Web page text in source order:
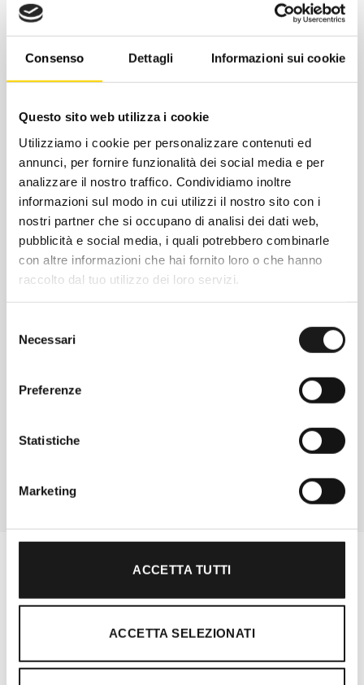
Consenso Dettagli Informazioni sui cookie
Questo sito web utilizza i cookie
Utilizziamo i cookie per personalizzare contenuti ed
annunci, per fornire funzionalità dei social media e per
analizzare il nostro traffico. Condividiamo inoltre
informazioni sul modo in cui utilizzi il nostro sito con i
nostri partner che si occupano di analisi dei dati web,
pubblicità e social media, i quali potrebbero combinarle
con altre informazioni che hai fornito loro o che hanno
raccolto dal tuo utilizzo dei loro servizi.
delNecessari
Preferenze
Statistiche
Marketing
ACCETTA TUTTI
ACCETTA SELEZIONATI
aperture di ventilazione sotto le braccia,
cappuccio regolabile compatibile con casco
e tasca sul petto per tenere al sicuro gli
oggetti. La leggera imbottitura Heatseeker™
affidabile per le giornate sulle piste.